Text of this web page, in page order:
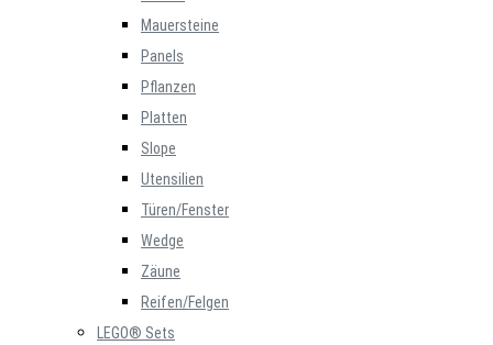
Mauersteine
Panels
Pflanzen
Platten
Slope
Utensilien
Türen/Fenster
Wedge
Zäune
Reifen/Felgen
LEGO® Sets